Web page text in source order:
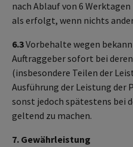
nach Ablauf von 6
als erfolgt, wenn nichts
6.3Vorbehalte wegen
Auftraggeber sofort bei
(insbesondere Teilen der
Ausführung der Leistung der
sonst jedoch spätestens bei
geltend zu machen.
7. Gewährleistung